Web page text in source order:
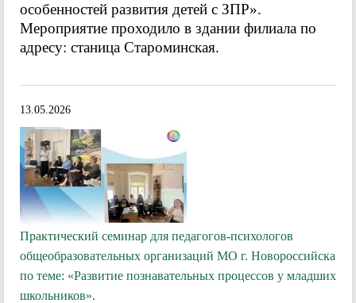
особенностей развития детей с ЗПР».
Мероприятие проходило в здании филиала по
адресу: станица Староминская.
13.05.2026
Практический семинар для педагогов-психологов
общеобразовательных организаций МО г. Новороссийска
по теме: «Развитие познавательных процессов у младших
школьников».